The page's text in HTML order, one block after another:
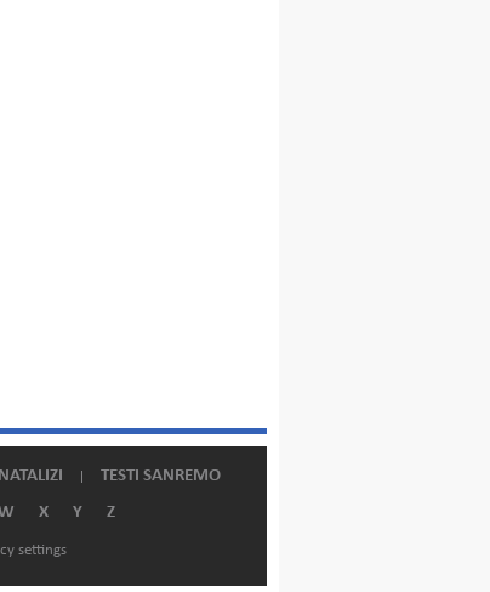
TESTI SANREMO
X Y Z
settings